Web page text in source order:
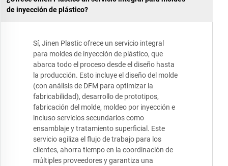
de inyección de plástico?
Sí, Jinen Plastic ofrece un servicio integral
para moldes de inyección de plástico, que
abarca todo el proceso desde el diseño hasta
la producción. Esto incluye el diseño del molde
(con análisis de DFM para optimizar la
fabricabilidad), desarrollo de prototipos,
fabricación del molde, moldeo por inyección e
incluso servicios secundarios como
ensamblaje y tratamiento superficial. Este
servicio agiliza el flujo de trabajo para los
clientes, ahorra tiempo en la coordinación de
múltiples proveedores y garantiza una